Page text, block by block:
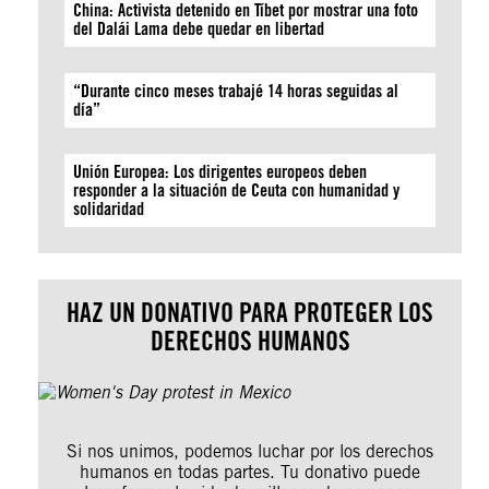
China: Activista detenido en Tíbet por mostrar una foto
del Dalái Lama debe quedar en libertad
“Durante cinco meses trabajé 14 horas seguidas al
día”
Unión Europea: Los dirigentes europeos deben
responder a la situación de Ceuta con humanidad y
solidaridad
HAZ UN DONATIVO PARA PROTEGER LOS
DERECHOS HUMANOS
Si nos unimos, podemos luchar por los derechos
humanos en todas partes. Tu donativo puede